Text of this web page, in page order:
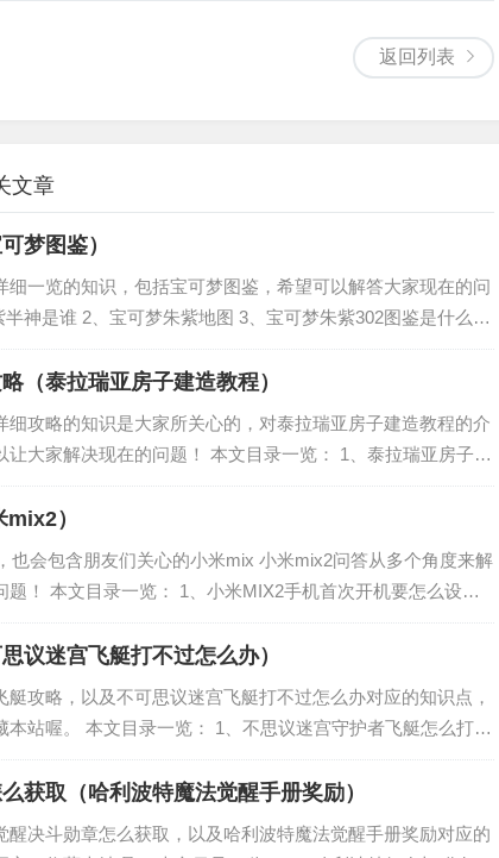
返回列表
文章
梦图鉴）
一览的知识，包括宝可梦图鉴，希望可以解答大家现在的问
神是谁 2、宝可梦朱紫地图 3、宝可梦朱紫302图鉴是什么
图鉴108是哪个 宝可梦朱紫半神是谁 宝可梦朱紫半神有：海
（泰拉瑞亚房子建造教程）
攻略的知识是大家所关心的，对泰拉瑞亚房子建造教程的介
大家解决现在的问题！ 本文目录一览： 1、泰拉瑞亚房子要
3、泰拉瑞亚怎么建造房子 泰拉瑞亚如何建造房子 4、泰拉瑞
）
也会包含朋友们关心的小米mix 小米mix2问答从多个角度来解
！ 本文目录一览： 1、小米MIX2手机首次开机要怎么设
手机如何快速截屏 4、小米mix2使用方法有哪些...
议迷宫飞艇打不过怎么办）
攻略，以及不可思议迷宫飞艇打不过怎么办对应的知识点，
站喔。 本文目录一览： 1、不思议迷宫守护者飞艇怎么打
? 3、不思议迷宫飞艇怎么选 4、不思议迷宫王虫飞艇获得方
获取（哈利波特魔法觉醒手册奖励）
决斗勋章怎么获取，以及哈利波特魔法觉醒手册奖励对应的